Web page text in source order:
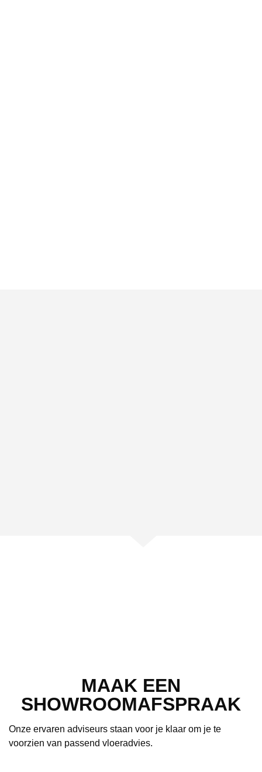
MAAK EEN
SHOWROOMAFSPRAAK
Onze ervaren adviseurs staan voor je klaar om je te
voorzien van passend vloeradvies.